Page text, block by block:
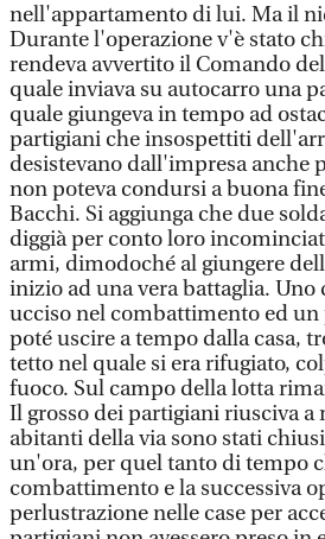
nell'appartamento di lui. Ma il
Durante l'operazione v'è stato
rendeva avvertito il Comando
quale inviava su autocarro una
quale giungeva in tempo ad
partigiani che insospettiti
desistevano dall'impresa anche
non poteva condursi a buona
Bacchi. Si aggiunga che due
diggià per conto loro
armi, dimodoché al giungere
inizio ad una vera battaglia.
ucciso nel combattimento ed
poté uscire a tempo dalla casa,
tetto nel quale si era rifugiato,
fuoco. Sul campo della lotta
Il grosso dei partigiani riusciva a
abitanti della via sono stati
un'ora, per quel tanto di tempo
combattimento e la successiva
perlustrazione nelle case per